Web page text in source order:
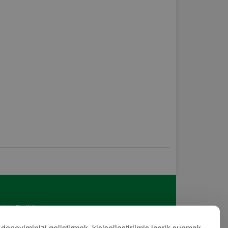
Politikası